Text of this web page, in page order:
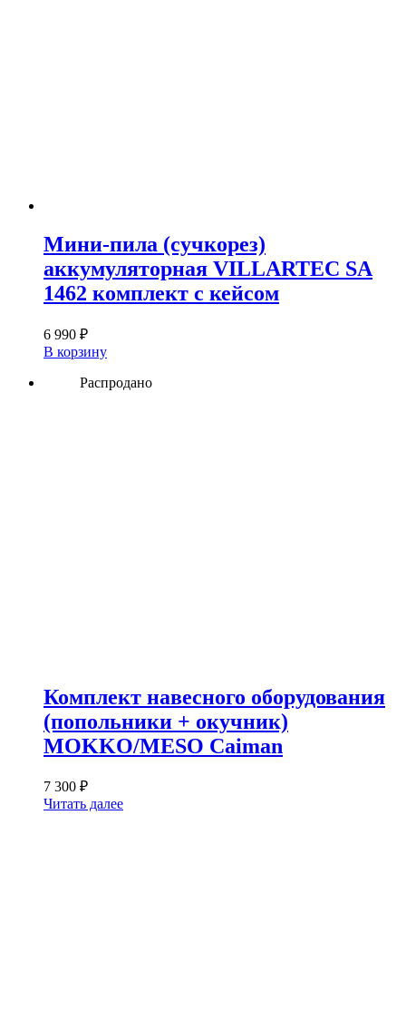
Мини-пила (сучкорез)
аккумуляторная VILLARTEC SA
1462 комплект с кейсом
6 990 ₽
В корзину
Распродано
Комплект навесного оборудования
(попольники + окучник)
MOKKO/MESO Caiman
7 300 ₽
Читать далее